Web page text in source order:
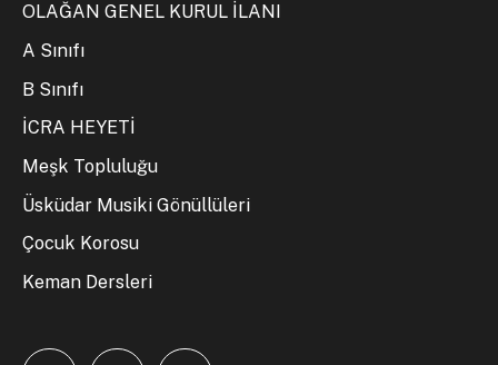
OLAĞAN GENEL KURUL İLANI
A Sınıfı
B Sınıfı
İCRA HEYETİ
Meşk Topluluğu
Üsküdar Musiki Gönüllüleri
Çocuk Korosu
Keman Dersleri